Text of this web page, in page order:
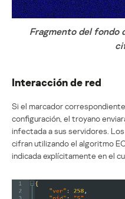
Fragmento del fondo
Interacción de red
Si el marcador
configuración, el troyano
infectada a sus servidores.
cifran utilizando el algoritmo
indicada explícitamente en el